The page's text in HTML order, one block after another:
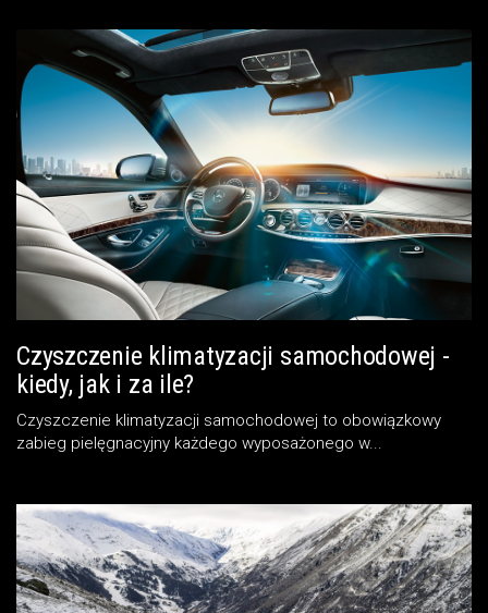
Czyszczenie klimatyzacji samochodowej -
kiedy, jak i za ile?
Czyszczenie klimatyzacji samochodowej to obowiązkowy
zabieg pielęgnacyjny każdego wyposażonego w...